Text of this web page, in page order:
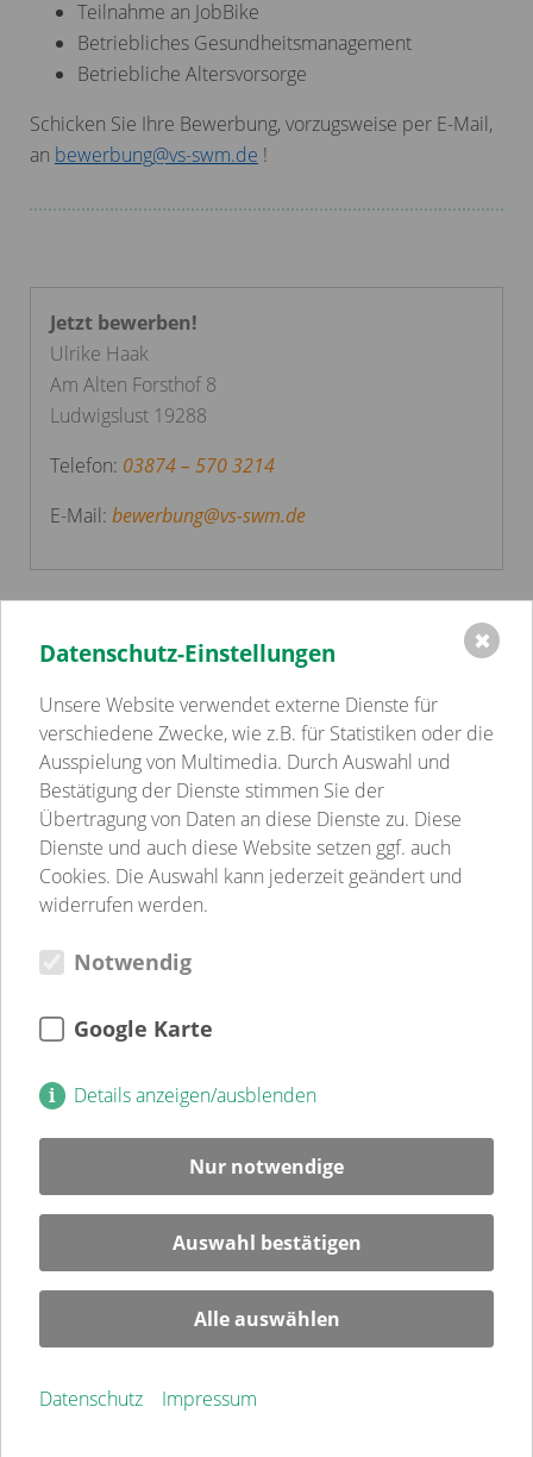
Teilnahme an JobBike
Betriebliches Gesundheitsmanagement
Betriebliche Altersvorsorge
Schicken Sie Ihre Bewerbung, vorzugsweise per E-Mail,
an bewerbung@vs-swm.de !
Jetzt bewerben!
Ulrike Haak
Am Alten Forsthof 8
Ludwigslust 19288
Telefon: 03874 – 570 3214
E-Mail: bewerbung@vs-swm.de
Einrichtungen
Volkssolidarität Schwerin - Westmecklenburg e.V.
Kindertagesstätten
Pflege
Betreutes Wohnen
Sozialpsychiatrie
Jugend-, Familien- & Schulsozialarbeit
Begegnungsstätten
Gastronomie
Weitere Einrichtungen
Spenden
Ehrenamt
Karriere
Blog
Service
Impressum
Datenschutz-Einstellungen
Unsere Website verwendet externe Dienste für
verschiedene Zwecke, wie z.B. für Statistiken oder die
Ausspielung von Multimedia. Durch Auswahl und
Bestätigung der Dienste stimmen Sie der
Übertragung von Daten an diese Dienste zu. Diese
Dienste und auch diese Website setzen ggf. auch
Cookies. Die Auswahl kann jederzeit geändert und
widerrufen werden.
Notwendig
Google Karte
Details anzeigen/ausblenden
Nur notwendige
Auswahl bestätigen
Alle auswählen
Datenschutz Impressum
✖